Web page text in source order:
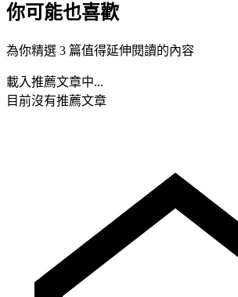
你可能也喜歡
為你精選 3 篇值得延伸閱讀的內容
載入推薦文章中...
目前沒有推薦文章